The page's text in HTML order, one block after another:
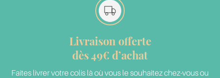
Livraison offerte
dès 49€ d’achat
Faites livrer votre colis là où vous le souhaitez chez-vous ou